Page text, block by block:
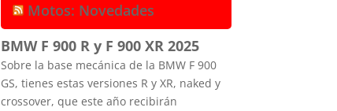
Motos: Novedades
BMW F 900 R y F 900 XR 2025
Sobre la base mecánica de la BMW F 900
GS, tienes estas versiones R y XR, naked y
crossover, que este año recibirán